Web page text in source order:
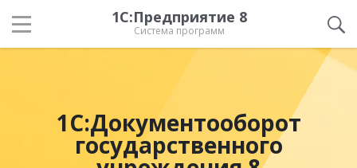
1С:Предприятие 8
Система программ
1С:Документооборот
государственного